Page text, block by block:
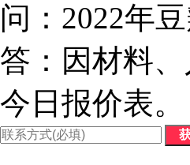
问：2022年
答：因材料
今日报价表。